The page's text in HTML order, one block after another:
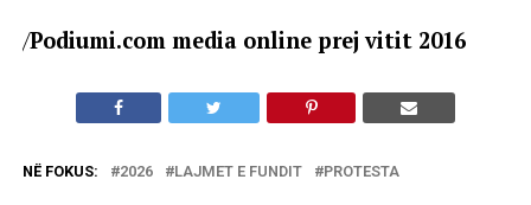
/Podiumi.com media online prej vitit 2016
NË FOKUS: 2026 LAJMET E FUNDIT PROTESTA